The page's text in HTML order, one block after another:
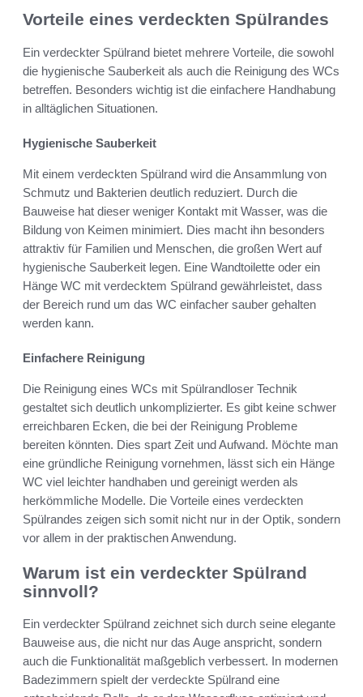
Vorteile eines verdeckten Spülrandes
Ein verdeckter Spülrand bietet mehrere Vorteile, die sowohl
die hygienische Sauberkeit als auch die Reinigung des WCs
betreffen. Besonders wichtig ist die einfachere Handhabung
in alltäglichen Situationen.
Hygienische Sauberkeit
Mit einem verdeckten Spülrand wird die Ansammlung von
Schmutz und Bakterien deutlich reduziert. Durch die
Bauweise hat dieser weniger Kontakt mit Wasser, was die
Bildung von Keimen minimiert. Dies macht ihn besonders
attraktiv für Familien und Menschen, die großen Wert auf
hygienische Sauberkeit legen. Eine Wandtoilette oder ein
Hänge WC mit verdecktem Spülrand gewährleistet, dass
der Bereich rund um das WC einfacher sauber gehalten
werden kann.
Einfachere Reinigung
Die Reinigung eines WCs mit Spülrandloser Technik
gestaltet sich deutlich unkomplizierter. Es gibt keine schwer
erreichbaren Ecken, die bei der Reinigung Probleme
bereiten könnten. Dies spart Zeit und Aufwand. Möchte man
eine gründliche Reinigung vornehmen, lässt sich ein Hänge
WC viel leichter handhaben und gereinigt werden als
herkömmliche Modelle. Die Vorteile eines verdeckten
Spülrandes zeigen sich somit nicht nur in der Optik, sondern
vor allem in der praktischen Anwendung.
Warum ist ein verdeckter Spülrand
sinnvoll?
Ein verdeckter Spülrand zeichnet sich durch seine elegante
Bauweise aus, die nicht nur das Auge anspricht, sondern
auch die Funktionalität maßgeblich verbessert. In modernen
Badezimmern spielt der verdeckte Spülrand eine